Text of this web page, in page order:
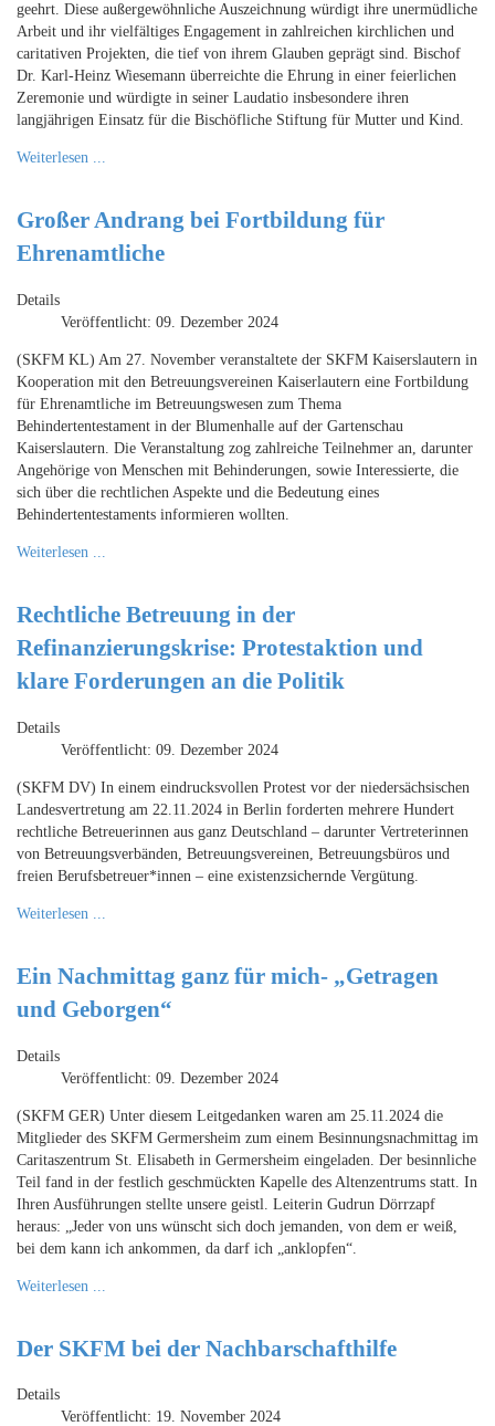
geehrt. Diese außergewöhnliche Auszeichnung würdigt ihre unermüdliche
Arbeit und ihr vielfältiges Engagement in zahlreichen kirchlichen und
caritativen Projekten, die tief von ihrem Glauben geprägt sind. Bischof
Dr. Karl-Heinz Wiesemann überreichte die Ehrung in einer feierlichen
Zeremonie und würdigte in seiner Laudatio insbesondere ihren
langjährigen Einsatz für die Bischöfliche Stiftung für Mutter und Kind.
Weiterlesen ...
Großer Andrang bei Fortbildung für
Ehrenamtliche
Details
Veröffentlicht: 09. Dezember 2024
(SKFM KL) Am 27. November veranstaltete der SKFM Kaiserslautern in
Kooperation mit den Betreuungsvereinen Kaiserlautern eine Fortbildung
für Ehrenamtliche im Betreuungswesen zum Thema
Behindertentestament in der Blumenhalle auf der Gartenschau
Kaiserslautern. Die Veranstaltung zog zahlreiche Teilnehmer an, darunter
Angehörige von Menschen mit Behinderungen, sowie Interessierte, die
sich über die rechtlichen Aspekte und die Bedeutung eines
Behindertentestaments informieren wollten.
Weiterlesen ...
Rechtliche Betreuung in der
Refinanzierungskrise: Protestaktion und
klare Forderungen an die Politik
Details
Veröffentlicht: 09. Dezember 2024
(SKFM DV) In einem eindrucksvollen Protest vor der niedersächsischen
Landesvertretung am 22.11.2024 in Berlin forderten mehrere Hundert
rechtliche Betreuerinnen aus ganz Deutschland – darunter Vertreterinnen
von Betreuungsverbänden, Betreuungsvereinen, Betreuungsbüros und
freien Berufsbetreuer*innen – eine existenzsichernde Vergütung.
Weiterlesen ...
Ein Nachmittag ganz für mich- „Getragen
und Geborgen“
Details
Veröffentlicht: 09. Dezember 2024
(SKFM GER) Unter diesem Leitgedanken waren am 25.11.2024 die
Mitglieder des SKFM Germersheim zum einem Besinnungsnachmittag im
Caritaszentrum St. Elisabeth in Germersheim eingeladen. Der besinnliche
Teil fand in der festlich geschmückten Kapelle des Altenzentrums statt. In
Ihren Ausführungen stellte unsere geistl. Leiterin Gudrun Dörrzapf
heraus: „Jeder von uns wünscht sich doch jemanden, von dem er weiß,
bei dem kann ich ankommen, da darf ich „anklopfen“.
Weiterlesen ...
Der SKFM bei der Nachbarschafthilfe
Details
Veröffentlicht: 19. November 2024